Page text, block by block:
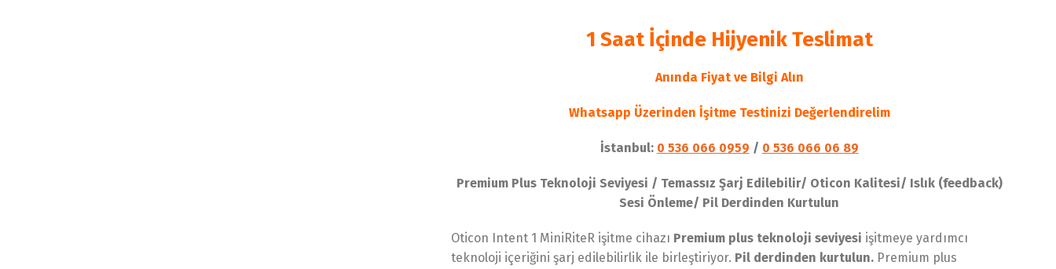
1 Saat İçinde Hijyenik Teslimat
Anında Fiyat ve Bilgi Alın
Whatsapp Üzerinden İşitme Testinizi Değerlendirelim
İstanbul: 0 536 066 0959 / 0 536 066 06 89
Premium Plus Teknoloji Seviyesi / Temassız Şarj Edilebilir/ Oticon Kalitesi/ Islık (feedback)
Sesi Önleme/ Pil Derdinden Kurtulun
Oticon Intent 1 MiniRiteR işitme cihazı Premium plus teknoloji seviyesi işitmeye yardımcı
teknoloji içeriğini şarj edilebilirlik ile birleştiriyor. Pil derdinden kurtulun. Premium plus